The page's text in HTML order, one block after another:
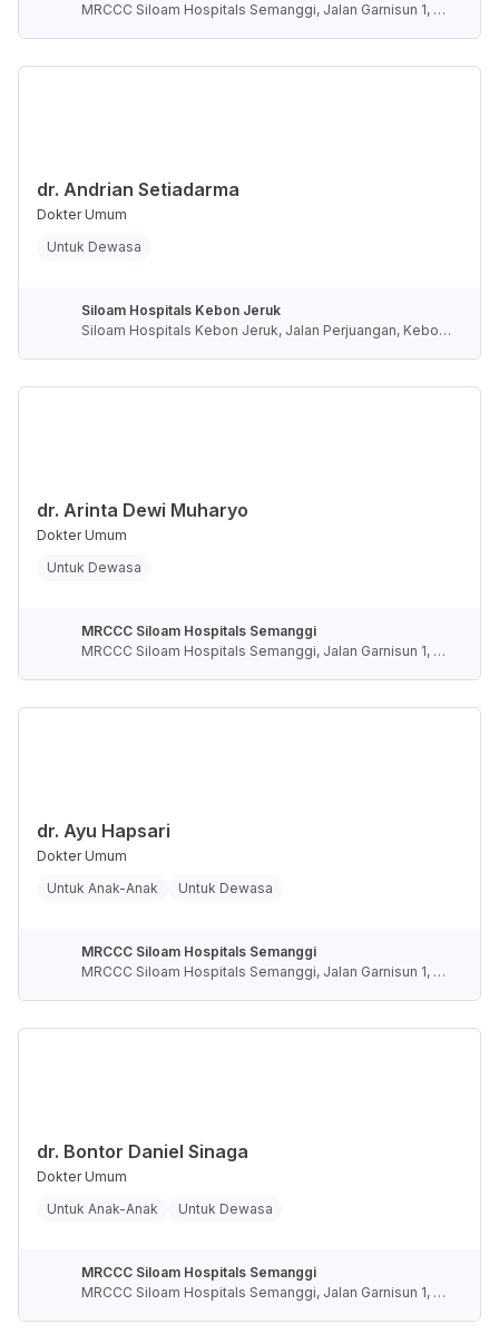
MRCCC Siloam Hospitals Semanggi, Jalan Garnisun 1, R
dr. Andrian Setiadarma
Dokter Umum
Untuk Dewasa
Siloam Hospitals Kebon Jeruk
Siloam Hospitals Kebon Jeruk, Jalan Perjuangan, Kebon
dr. Arinta Dewi Muharyo
Dokter Umum
Untuk Dewasa
MRCCC Siloam Hospitals Semanggi
MRCCC Siloam Hospitals Semanggi, Jalan Garnisun 1, R
dr. Ayu Hapsari
Dokter Umum
Untuk Anak-Anak
Untuk Dewasa
MRCCC Siloam Hospitals Semanggi
MRCCC Siloam Hospitals Semanggi, Jalan Garnisun 1, R
dr. Bontor Daniel Sinaga
Dokter Umum
Untuk Anak-Anak
Untuk Dewasa
MRCCC Siloam Hospitals Semanggi
MRCCC Siloam Hospitals Semanggi, Jalan Garnisun 1, R